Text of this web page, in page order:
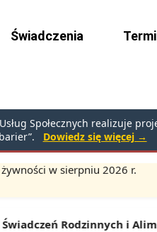
Świadczenia
Społecznych realizuje
barier”.
Dowiedz się więcej →
w sierpniu 2026 r.
12.08 |
Rodzinnych i